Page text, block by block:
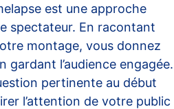
est une approche
spectateur. En racontant
montage, vous donnez
gardant l’audience engagée.
pertinente au début
l’attention de votre public